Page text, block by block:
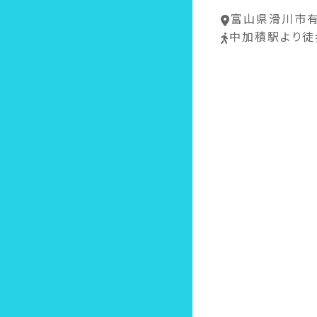
富山県滑川市
中加積駅より